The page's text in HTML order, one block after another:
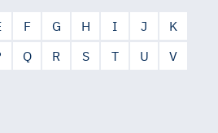
F G H I J
K
Q R S T U
V